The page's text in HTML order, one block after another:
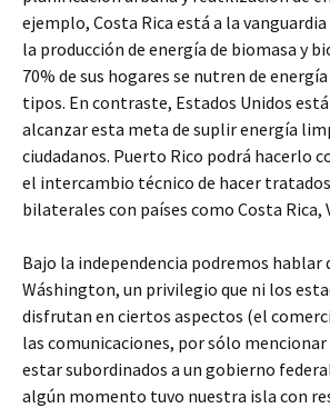
ejemplo, Costa Rica está a la
la producción de energía de biomasa y
70% de sus hogares se nutren de
tipos. En contraste, Estados Unidos
alcanzar esta meta de suplir energía
ciudadanos. Puerto Rico podrá hacerlo
el intercambio técnico de hacer
bilaterales con países como Costa Rica,
Bajo la independencia podremos hablar
Wáshington, un privilegio que ni los
disfrutan en ciertos aspectos (el
las comunicaciones, por sólo
estar subordinados a un gobierno
algún momento tuvo nuestra isla con